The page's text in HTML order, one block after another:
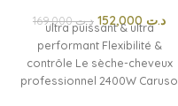
د.ت169,000 د.تultra puissant & ultra
performant Flexibilité &
contrôle Le sèche-cheveux
professionnel 2400W Caruso